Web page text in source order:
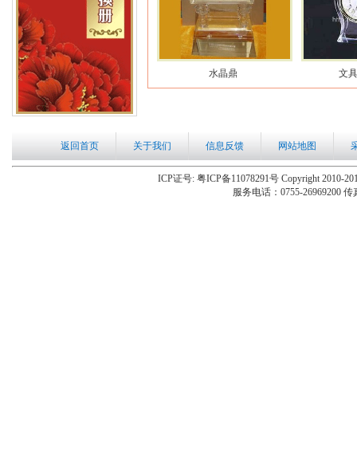
水晶鼎 文
返回首页 关于我们 信息反馈 网站地图
ICP证号: 粤ICP备11078291号 Copyright 2010-
服务电话：0755-26969200 传